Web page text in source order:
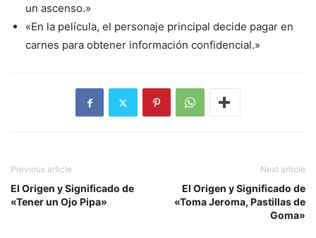
un ascenso.»
«En la película, el personaje principal decide pagar en
carnes para obtener información confidencial.»
Previous article
El Origen y Significado de
«Tener un Ojo Pipa»
Next article
El Origen y Significado de
«Toma Jeroma, Pastillas de
Goma»